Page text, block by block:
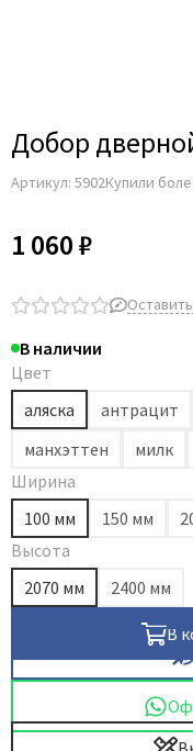
Владимирский
Погонаж экошпон
Добор
Артикул: 5902Купили
1 060 ₽
В наличии
Цвет
аляска
антрацит
манхэттен
милк
Ширина
100 мм
150 мм
Высота
2070 мм
2400 мм
В